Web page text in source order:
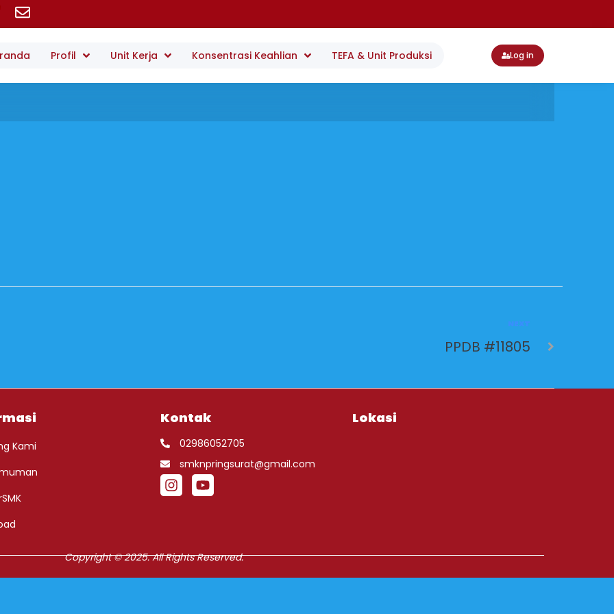
Profil Unit Kerja Konsentrasi Keahlian TEFA & Unit Produksi Log in
PPDB #11805
Kami
Kontak
02986052705
smknpringsurat@gmail.com
Lokasi
Copyright © 2025. All Rights Reserved.